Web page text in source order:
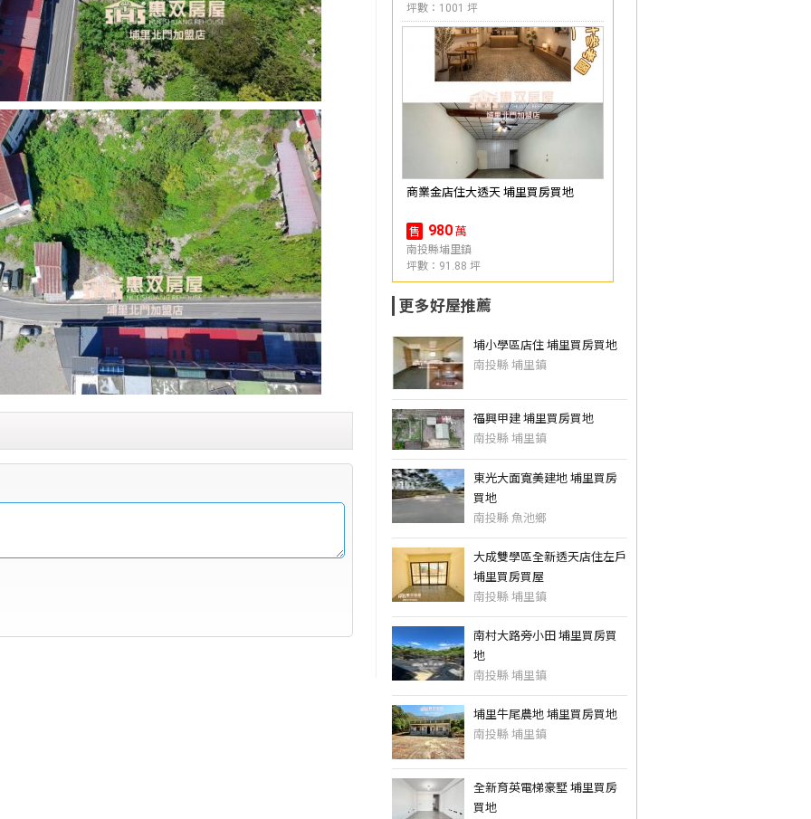
坪數：1001 坪
商業金店住大透天 埔里買房買地
售 980 萬
南投縣埔里鎮
坪數：91.88 坪
更多好屋推薦
埔小學區店住 埔里買房買地
南投縣 埔里鎮
福興甲建 埔里買房買地
南投縣 埔里鎮
東光大面寬美建地 埔里買房
買地
南投縣 魚池鄉
大成雙學區全新透天店住左戶
埔里買房買屋
南投縣 埔里鎮
南村大路旁小田 埔里買房買
地
南投縣 埔里鎮
埔里牛尾農地 埔里買房買地
南投縣 埔里鎮
全新育英電梯豪墅 埔里買房
買地